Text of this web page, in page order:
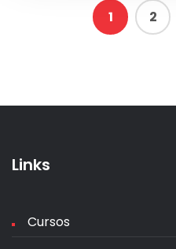
1 2
Links
Cursos